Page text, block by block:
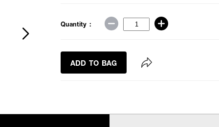
Quantity :
ADD TO BAG